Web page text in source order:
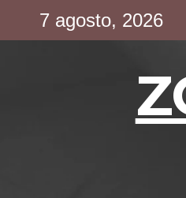
7 agosto, 2026